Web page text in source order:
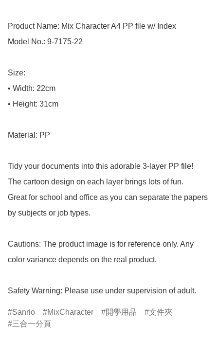
Product Name: Mix Character A4 PP file w/ Index
Model No.: 9-7175-22
Size:
• Width: 22cm
• Height: 31cm
Material: PP
Tidy your documents into this adorable 3-layer PP file!
The cartoon design on each layer brings lots of fun.
Great for school and office as you can separate the papers
by subjects or job types.
Cautions: The product image is for reference only. Any
color variance depends on the real product.
Safety Warning: Please use under supervision of adult.
Sanrio MixCharacter 開學用品
文件夾
三合一分頁